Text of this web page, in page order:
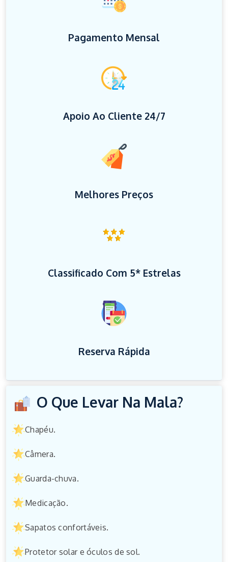
Pagamento Mensal
Apoio Ao Cliente 24/7
Melhores Preços
Classificado Com 5* Estrelas
Reserva Rápida
O Que Levar Na Mala?
Chapéu.
Câmera.
Guarda-chuva.
Medicação.
Sapatos confortáveis.
Protetor solar e óculos de sol.